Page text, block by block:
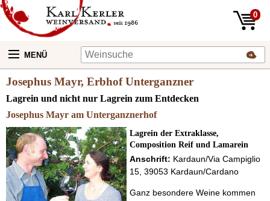
0
MENÜ
Josephus Mayr, Erbhof Unterganzner
Lagrein und nicht nur Lagrein zum Entdecken
Josephus Mayr am Unterganznerhof
Lagrein der Extraklasse,
Composition Reif und Lamarein
Anschrift: Kardaun/Via Campiglio
15, 39053 Kardaun/Cardano
Ganz besondere Weine kommen